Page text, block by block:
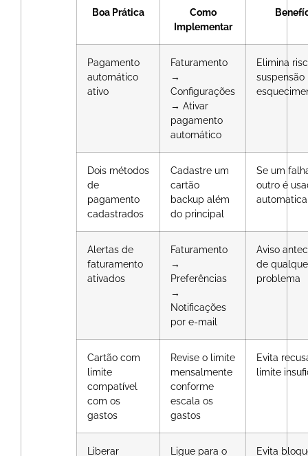
Boa Prática
Como
Implementar
Pagamento
automático
ativo
Faturamento
→
Configurações
→ Ativar
pagamento
automático
Elimina
suspensão
Dois métodos
de
pagamento
cadastrados
Cadastre um
cartão
backup além
do principal
Se um
outro é
Alertas de
faturamento
ativados
Faturamento
→
Preferências
→
Notificações
por e-mail
Aviso
de
problema
Cartão com
limite
compatível
com os
gastos
Revise o limite
mensalmente
conforme
escala os
gastos
Evita
limite
Liberar
Ligue para o
Evita